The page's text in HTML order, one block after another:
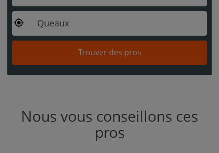
Queaux
Trouver des pros
Nous vous conseillons ces
pros